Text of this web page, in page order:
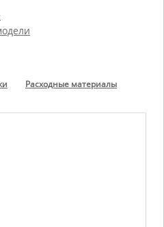
Расходные материалы